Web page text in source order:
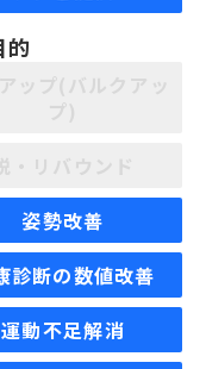
的
姿勢改善
診断の数値改善
運動不足解消